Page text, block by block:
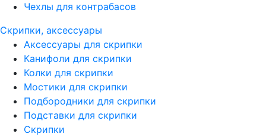
Чехлы для контрабасов
Скрипки, аксессуары
Аксессуары для скрипки
Канифоли для скрипки
Колки для скрипки
Мостики для скрипки
Подбородники для скрипки
Подставки для скрипки
Скрипки